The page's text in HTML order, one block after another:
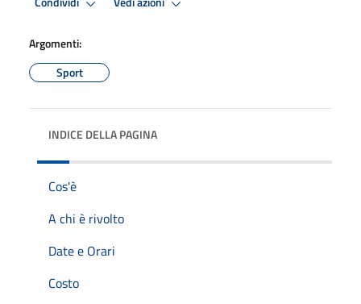
Argomenti:
Sport
INDICE DELLA PAGINA
Cos'è
A chi è rivolto
Date e Orari
Costo